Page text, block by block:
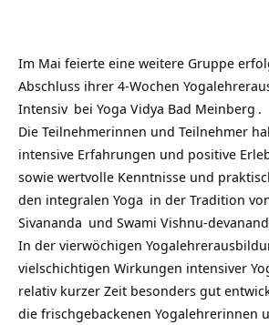
Im Mai feierte eine weitere Gruppe
Abschluss ihrer 4-Wochen
Intensiv bei Yoga Vidya Bad Meinberg .
Die Teilnehmerinnen und Teilnehmer
intensive Erfahrungen und positive
sowie wertvolle Kenntnisse und
den integralen Yoga in der Tradition
Sivananda und Swami Vishnu-
In der vierwöchigen
vielschichtigen Wirkungen intensiver
relativ kurzer Zeit besonders gut
die frischgebackenen Yogalehrerinnen